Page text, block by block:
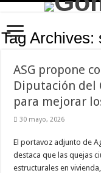
Tag Archives:
ASG propone
Diputación del
para mejorar
30 mayo, 2026
El portavoz adjunto de
destaca que las quejas
estructurales en